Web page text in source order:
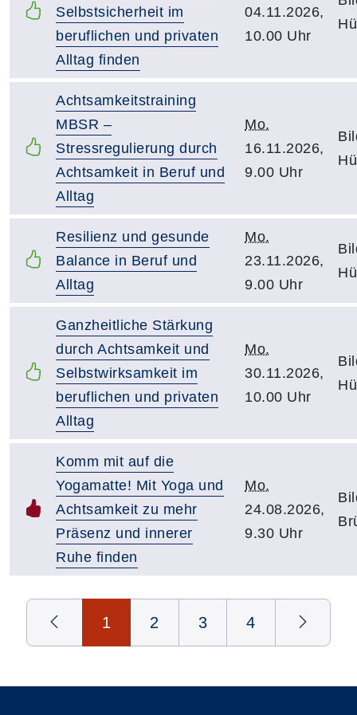
Selbstsicherheit im
beruflichen und privaten
Alltag finden
04.11.2026,
10.00 Uhr
Achtsamkeitstraining
MBSR –
Stressregulierung durch
Achtsamkeit in Beruf und
Alltag
Mo.
16.11.2026,
9.00 Uhr
Resilienz und gesunde
Balance in Beruf und
Alltag
Mo.
23.11.2026,
9.00 Uhr
Ganzheitliche Stärkung
durch Achtsamkeit und
Selbstwirksamkeit im
beruflichen und privaten
Alltag
Mo.
30.11.2026,
10.00 Uhr
Komm mit auf die
Yogamatte! Mit Yoga und
Achtsamkeit zu mehr
Präsenz und innerer
Ruhe finden
Mo.
24.08.2026,
9.30 Uhr
1 2 3 4